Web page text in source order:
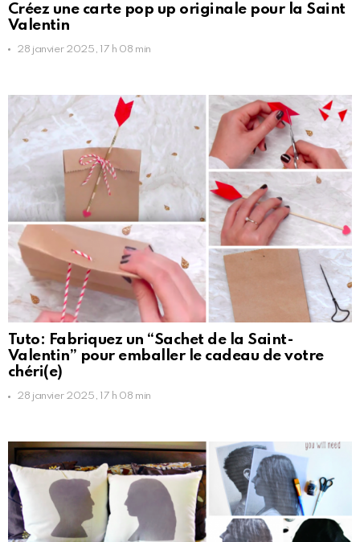
Créez une carte pop up originale pour la Saint
Valentin
28 janvier 2025, 17 h 08 min
Tuto: Fabriquez un “Sachet de la Saint-
Valentin” pour emballer le cadeau de votre
chéri(e)
28 janvier 2025, 17 h 08 min